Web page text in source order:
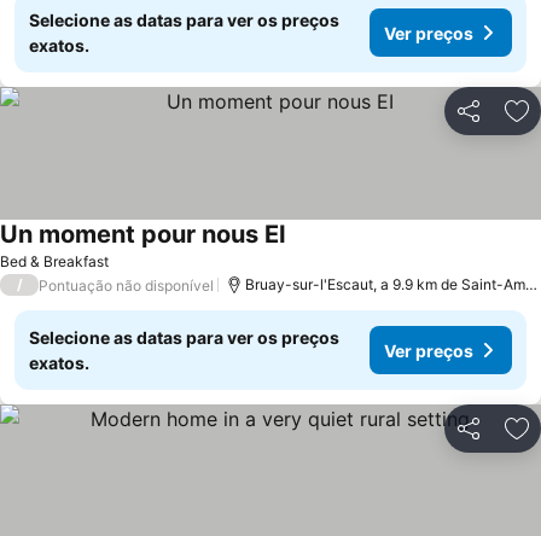
Selecione as datas para ver os preços
exatos.
Ver preços
Partilhar
Bed & Breakfast
Un moment pour nous EI
/ Pontuação não disponível Bruay-sur-l'Escaut, a 9.9 km de Saint-Amand-les-Eaux
Selecione as datas para ver os preços
exatos.
Ver preços
Partilhar